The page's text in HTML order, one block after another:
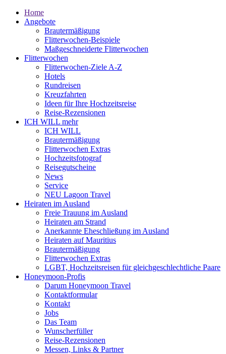
Home
Angebote
Brautermäßigung
Flitterwochen-Beispiele
Maßgeschneiderte Flitterwochen
Flitterwochen
Flitterwochen-Ziele A-Z
Hotels
Rundreisen
Kreuzfahrten
Ideen für Ihre Hochzeitsreise
Reise-Rezensionen
ICH WILL mehr
ICH WILL
Brautermäßigung
Flitterwochen Extras
Hochzeitsfotograf
Reisegutscheine
News
Service
NEU Lagoon Travel
Heiraten im Ausland
Freie Trauung im Ausland
Heiraten am Strand
Anerkannte Eheschließung im Ausland
Heiraten auf Mauritius
Brautermäßigung
Flitterwochen Extras
LGBT, Hochzeitsreisen für gleichgeschlechtliche Paare
Honeymoon-Profis
Darum Honeymoon Travel
Kontaktformular
Kontakt
Jobs
Das Team
Wunscherfüller
Reise-Rezensionen
Messen, Links & Partner